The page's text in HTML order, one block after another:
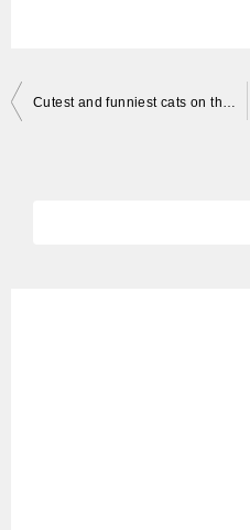
投
Cutest and funniest cats on the internet #shorts